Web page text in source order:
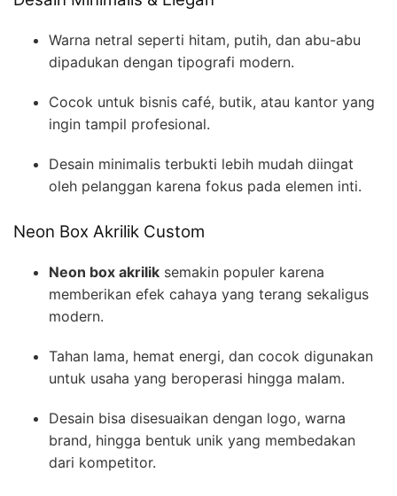
Warna netral seperti hitam, putih, dan abu-abu
dipadukan dengan tipografi modern.
Cocok untuk bisnis café, butik, atau kantor yang
ingin tampil profesional.
Desain minimalis terbukti lebih mudah diingat
oleh pelanggan karena fokus pada elemen inti.
Neon Box Akrilik Custom
Neon box akrilik semakin populer karena
memberikan efek cahaya yang terang sekaligus
modern.
Tahan lama, hemat energi, dan cocok digunakan
untuk usaha yang beroperasi hingga malam.
Desain bisa disesuaikan dengan logo, warna
brand, hingga bentuk unik yang membedakan
dari kompetitor.